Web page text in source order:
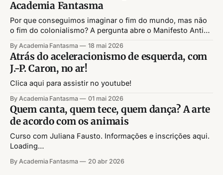
LIVE GRATUITA DIA 18
Academia Fantasma
Por que conseguimos imaginar o fim do mundo, mas não
o fim do colonialismo? A pergunta abre o Manifesto Anti-
a próxima conversa da Academia Fantasma, com o
antropólogo Renato Sztutman. Renato propõe pensar dois
gestos, o anti-futurismo, que
By Academia Fantasma 18 mai 2026
Atrás do aceleracionismo de esquerda, com
J.-P. Caron, no ar!
Clica aqui para assistir no youtube!
By Academia Fantasma 01 mai 2026
Quem canta, quem tece, quem dança? A arte
de acordo com os animais
Curso com Juliana Fausto. Informações e inscrições aqui.
Loading…
By Academia Fantasma 20 abr 2026